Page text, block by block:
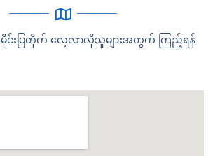
င်းပြတိုက် လေ့လာလိုသူများအတွက် ကြည့်ရန်